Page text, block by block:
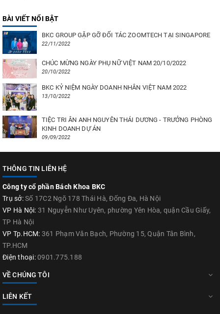
BÀI VIẾT NỔI BẬT
BKC GROUP GẶP GỠ ĐỐI TÁC ZOOMTECH TẠI SINGAPORE
22/11/2022
CHÚC MỪNG NGÀY PHỤ NỮ VIỆT NAM 20/10/2022
20/10/2022
BKC KỶ NIỆM NGÀY DOANH NHÂN VIỆT NAM 2022
13/10/2022
TIỆC TRI ÂN ANH NGUYÊN THÁI DƯƠNG - TRƯỞNG PHÒNG
KINH DOANH DỰ ÁN
09/09/2022
THÔNG TIN LIÊN HỆ
Công ty cổ phần Bách Khoa BKC
Trụ sở:Số 17C2 Ngõ 178 Thái Hà, Đống Đa, Hà Nội
VP Hà Nội: 31 Nguyễn Như Uyên, phường Yên Hòa, quận Cầu Giấy,
TP Hà Nội
VP Tp.HCM: 361 Phạm Văn Bạch, Phường 15, Quận Tân Bình,
TP.HCM
Điện thoại: 0901.775.188
VỀ CHÚNG TÔI
LIÊN KẾT